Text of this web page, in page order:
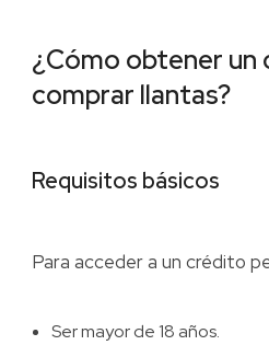
¿Cómo obtener un
comprar llantas?
Requisitos básicos
Para acceder a un crédito
Ser mayor de 18 años.